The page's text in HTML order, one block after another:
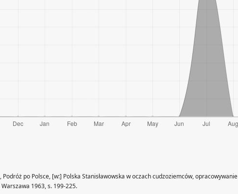
Podróż po Polsce, [w:] Polska Stanisławowska w oczach cudzoziemców, opracowywanie
Warszawa 1963, s. 199-225.